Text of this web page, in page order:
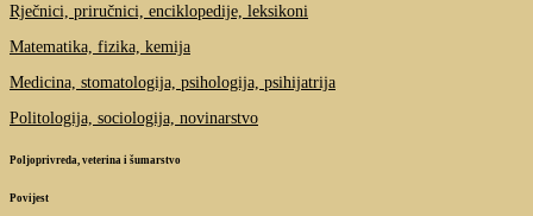
Rječnici, priručnici, enciklopedije, leksikoni
Matematika, fizika, kemija
Medicina, stomatologija, psihologija, psihijatrija
Politologija, sociologija, novinarstvo
Poljoprivreda, veterina i šumarstvo
Povijest